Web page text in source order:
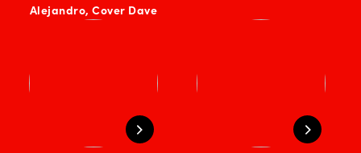
Alejandro, Cover Dave